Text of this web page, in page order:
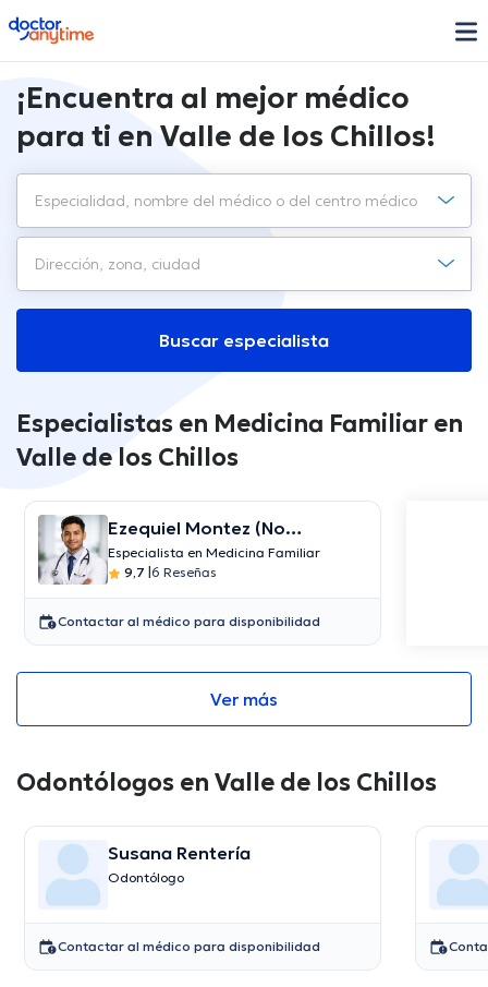
doctoranytime
¡Encuentra al mejor médico
para ti en Valle de los Chillos!
Buscar especialista
Especialistas en Medicina Familiar en
Valle de los Chillos
Ezequiel Montez (No
agendar)
Especialista en Medicina Familiar
9,7 |6 Reseñas
Contactar al médico para disponibilidad
Ver más
Odontólogos en Valle de los Chillos
Susana Rentería
Odontólogo
Contactar al médico para disponibilidad